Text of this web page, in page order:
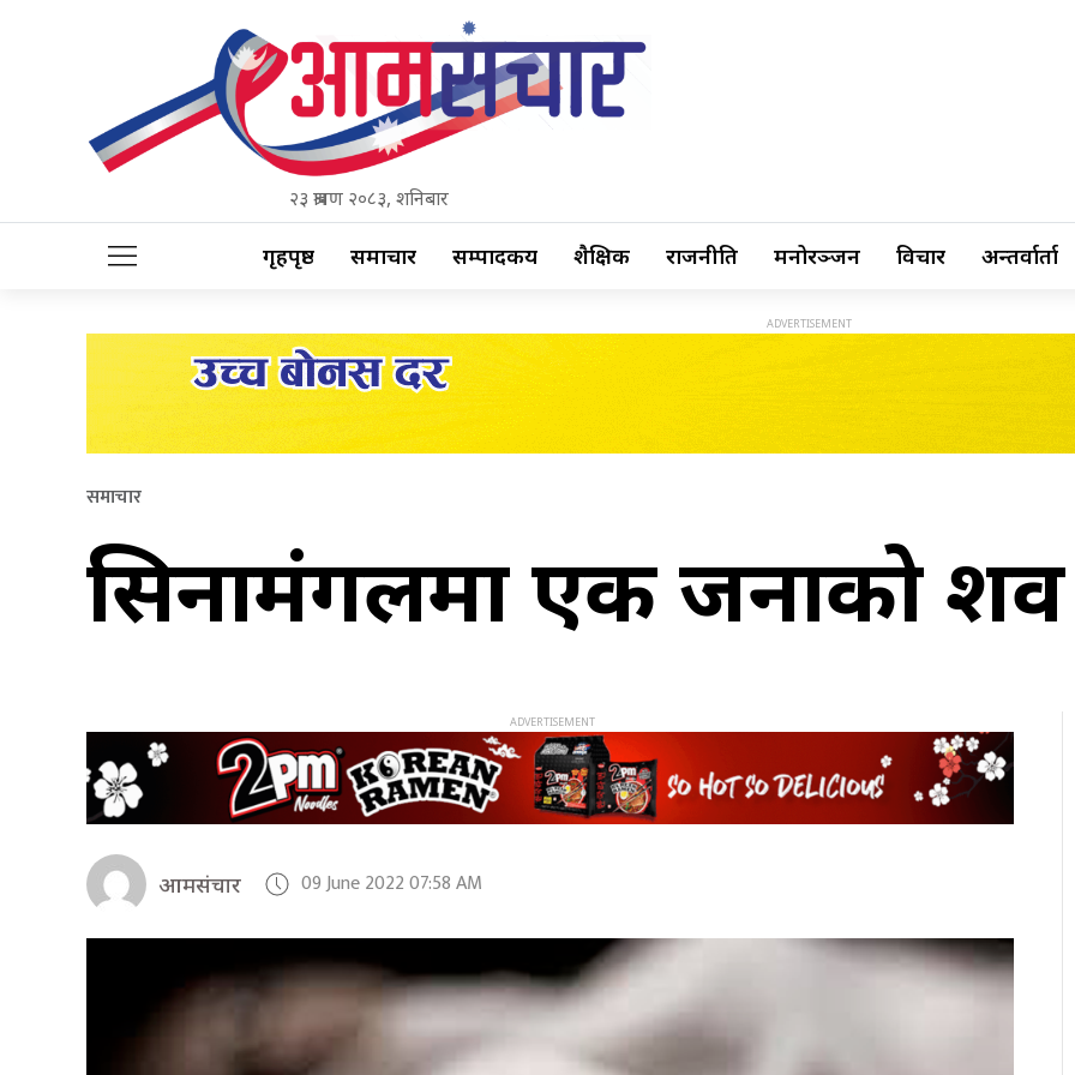
२३ श्रावण २०८३, शनिबार
गृहपृष्ठ समाचार सम्पादकीय शैक्षिक राजनीति मनोरञ्जन विचार अन्तर्वार्ता
समाचार
सिनामंगलमा एक जनाको
आमसंचार 09 June 2022 07:58 AM